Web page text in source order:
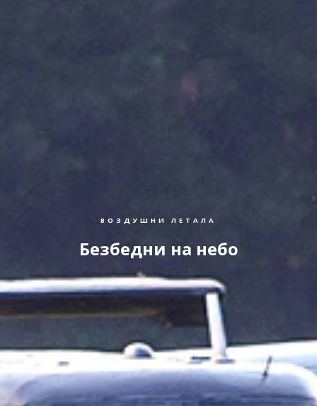
ВОЗДУШНИ ЛЕТАЛА
Безбедни на небо